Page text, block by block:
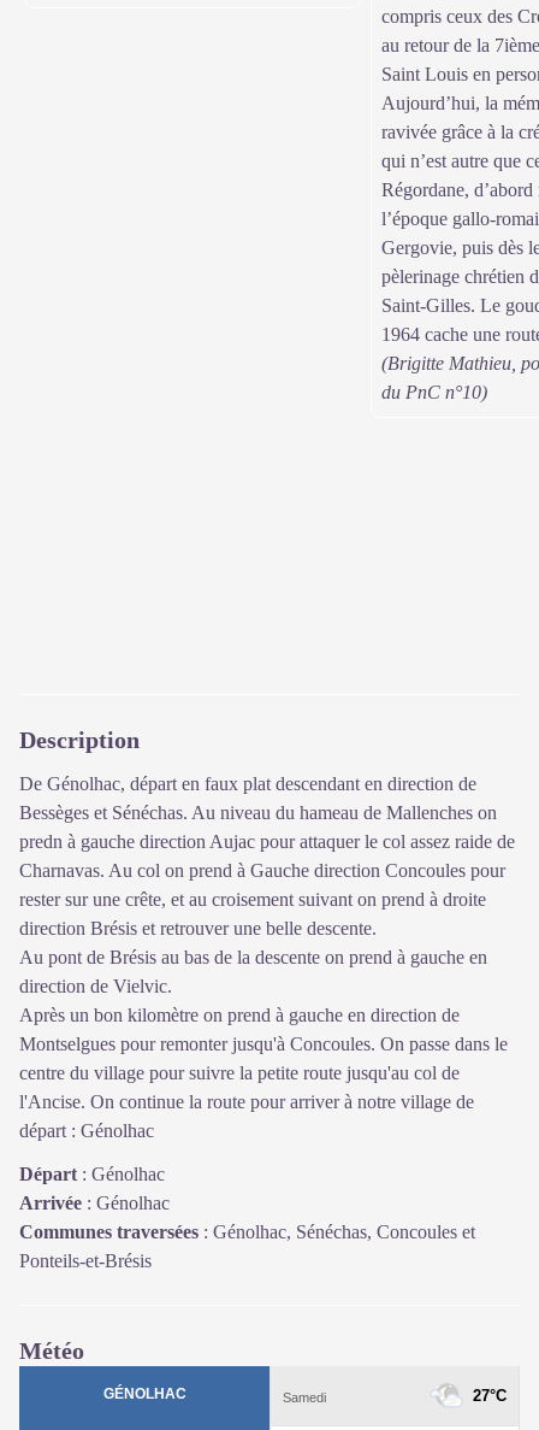
compris ceux des
au retour de la
Saint Louis en
Aujourd’hui, la
ravivée grâce à la
qui n’est autre que
Régordane,
l’époque gallo-
Gergovie, puis dès
pèlerinage chrétien
Saint-Gilles. Le
1964 cache une
(Brigitte Mathieu,
du PnC n°10)
Description
De Génolhac, départ en faux plat descendant en direction de
Bessèges et Sénéchas. Au niveau du hameau de Mallenches on
predn à gauche direction Aujac pour attaquer le col assez raide de
Charnavas. Au col on prend à Gauche direction Concoules pour
rester sur une crête, et au croisement suivant on prend à droite
direction Brésis et retrouver une belle descente.
Au pont de Brésis au bas de la descente on prend à gauche en
direction de Vielvic.
Après un bon kilomètre on prend à gauche en direction de
Montselgues pour remonter jusqu'à Concoules. On passe dans le
centre du village pour suivre la petite route jusqu'au col de
l'Ancise. On continue la route pour arriver à notre village de
départ : Génolhac
Départ : Génolhac
Arrivée : Génolhac
Communes traversées : Génolhac, Sénéchas, Concoules et
Ponteils-et-Brésis
Météo